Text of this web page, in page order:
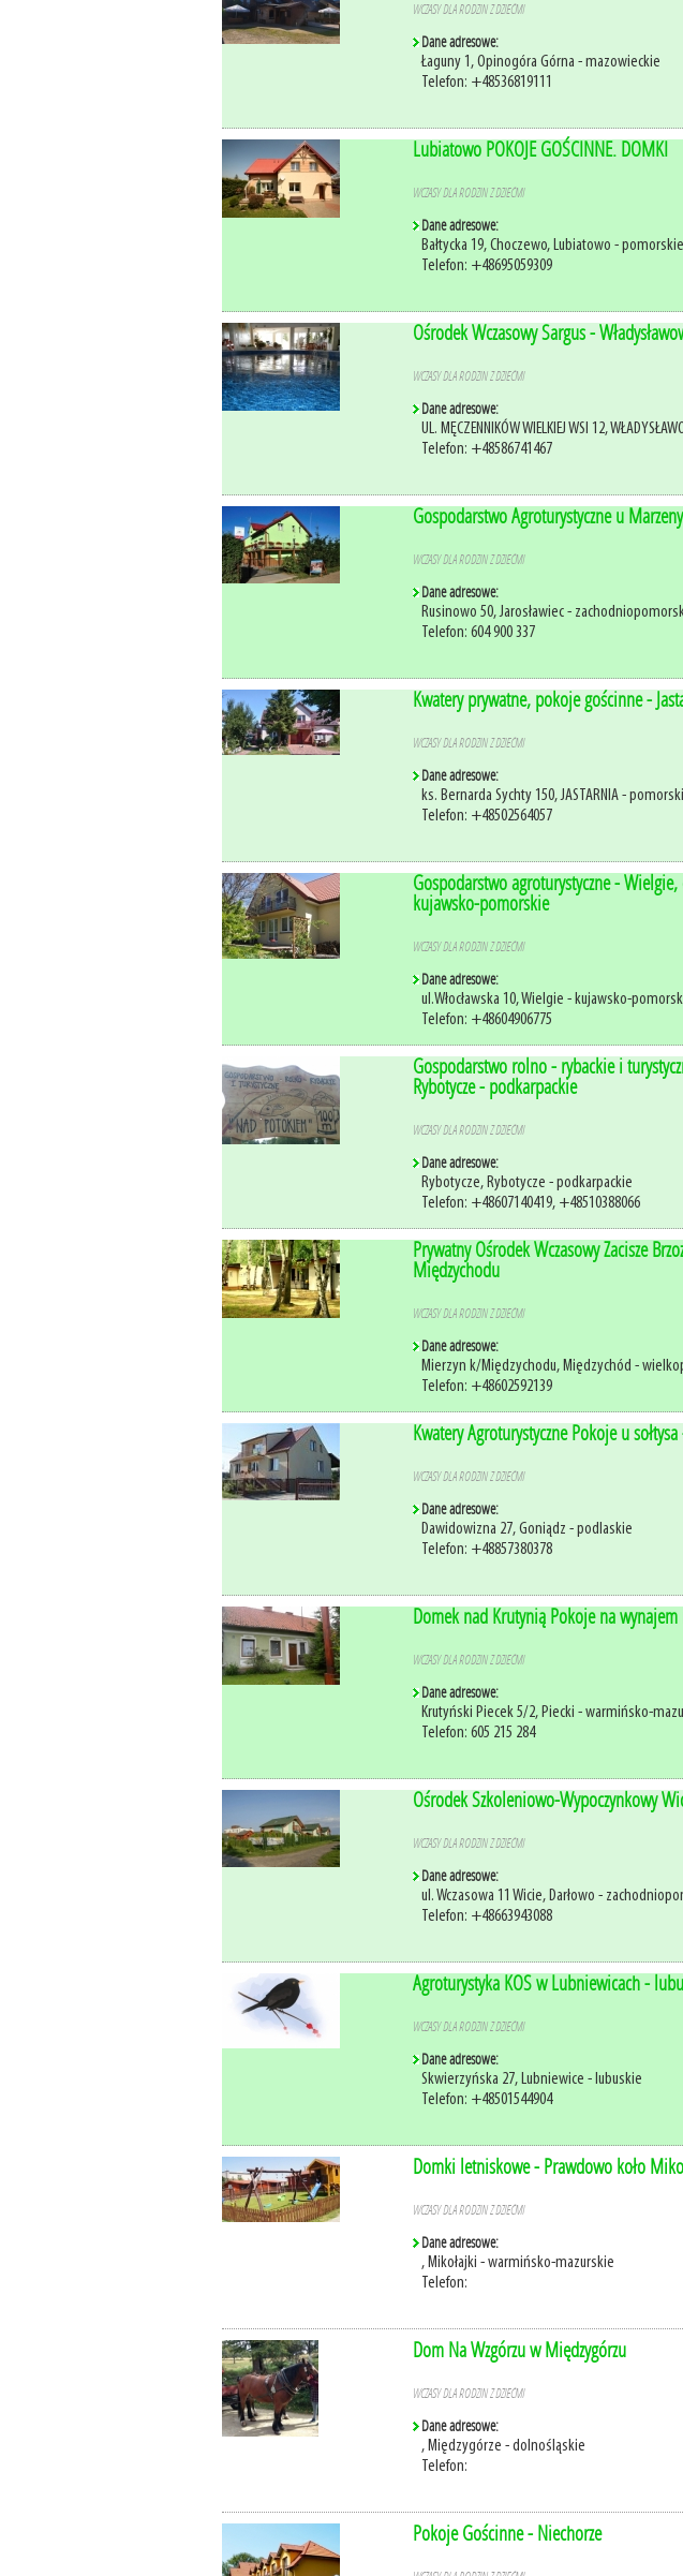
WCZASY DLA RODZIN Z DZIEĆMI
Dane adresowe:
Łaguny 1, Opinogóra Górna - mazowieckie
Telefon: +48536819111
Lubiatowo POKOJE GOŚCINNE. DOMKI
WCZASY DLA RODZIN Z DZIEĆMI
Dane adresowe:
Bałtycka 19, Choczewo, Lubiatowo - pomorskie
Telefon: +48695059309
Ośrodek Wczasowy Sargus -
WCZASY DLA RODZIN Z DZIEĆMI
Dane adresowe:
UL. MĘCZENNIKÓW WIELKIEJ WSI 12,
Telefon: +48586741467
Gospodarstwo Agroturystyczne u
WCZASY DLA RODZIN Z DZIEĆMI
Dane adresowe:
Rusinowo 50, Jarosławiec -
Telefon: 604 900 337
Kwatery prywatne, pokoje gościnne -
WCZASY DLA RODZIN Z DZIEĆMI
Dane adresowe:
ks. Bernarda Sychty 150, JASTARNIA -
Telefon: +48502564057
Gospodarstwo agroturystyczne -
kujawsko-pomorskie
WCZASY DLA RODZIN Z DZIEĆMI
Dane adresowe:
ul.Włocławska 10, Wielgie - kujawsko-
Telefon: +48604906775
Gospodarstwo rolno - rybackie i
Rybotycze - podkarpackie
WCZASY DLA RODZIN Z DZIEĆMI
Dane adresowe:
Rybotycze, Rybotycze - podkarpackie
Telefon: +48607140419, +48510388066
Prywatny Ośrodek Wczasowy Zacisze
Międzychodu
WCZASY DLA RODZIN Z DZIEĆMI
Dane adresowe:
Mierzyn k/Międzychodu, Międzychód -
Telefon: +48602592139
Kwatery Agroturystyczne Pokoje u
WCZASY DLA RODZIN Z DZIEĆMI
Dane adresowe:
Dawidowizna 27, Goniądz - podlaskie
Telefon: +48857380378
Domek nad Krutynią Pokoje na
WCZASY DLA RODZIN Z DZIEĆMI
Dane adresowe:
Krutyński Piecek 5/2, Piecki - warmińsko-
Telefon: 605 215 284
Ośrodek Szkoleniowo-Wypoczynkowy
WCZASY DLA RODZIN Z DZIEĆMI
Dane adresowe:
ul. Wczasowa 11 Wicie, Darłowo -
Telefon: +48663943088
Agroturystyka KOS w Lubniewicach -
WCZASY DLA RODZIN Z DZIEĆMI
Dane adresowe:
Skwierzyńska 27, Lubniewice - lubuskie
Telefon: +48501544904
Domki letniskowe - Prawdowo koło
WCZASY DLA RODZIN Z DZIEĆMI
Dane adresowe:
, Mikołajki - warmińsko-mazurskie
Telefon:
Dom Na Wzgórzu w Międzygórzu
WCZASY DLA RODZIN Z DZIEĆMI
Dane adresowe:
, Międzygórze - dolnośląskie
Telefon:
Pokoje Gościnne - Niechorze